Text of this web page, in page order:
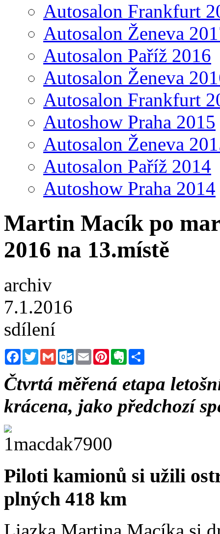
Autosalon Frankfurt
Autosalon Ženeva
Autosalon Paříž 2016
Autosalon Ženeva
Autosalon Frankfurt
Autoshow Praha 2015
Autosalon Ženeva
Autosalon Paříž 2014
Autoshow Praha 2014
Martin Macík po
2016 na 13.místě
archiv
7.1.2016
sdílení
FacebookTwitterGmail Outlook.com
Email PinterestEvernote
Čtvrtá měřená etapa
krácena, jako předchozí
Piloti kamionů si užili
plných 418 km